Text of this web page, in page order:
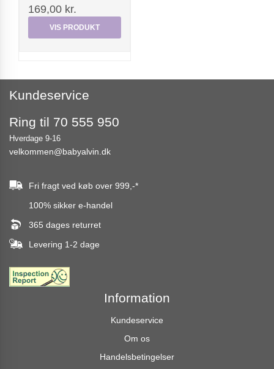
169,00 kr.
VIS PRODUKT
Kundeservice
Ring til 70 555 950
Hverdage 9-16
velkommen@babyalvin.dk
Fri fragt ved køb over 999,-*
100% sikker e-handel
365 dages returret
Levering 1-2 dage
Information
Kundeservice
Om os
Handelsbetingelser